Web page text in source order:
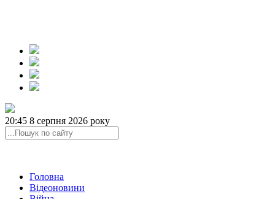
20:45 8 серпня 2026 року
Головна
Відеоновини